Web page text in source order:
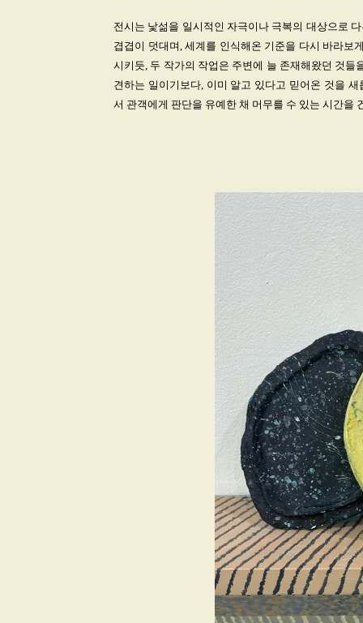
전시는 낯섦을 일시적인 자극이나 극복의 대상으로
겹겹이 덧대며, 세계를 인식해온 기준을 다시 바라보
시키듯, 두 작가의 작업은 주변에 늘 존재해왔던 것
견하는 일이기보다, 이미 알고 있다고 믿어온 것을
서 관객에게 판단을 유예한 채 머무를 수 있는 시간을